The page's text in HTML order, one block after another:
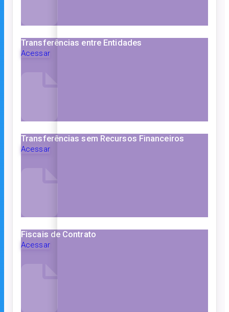
Transferências entre Entidades
Acessar
Transferências sem Recursos Financeiros
Acessar
Fiscais de Contrato
Acessar